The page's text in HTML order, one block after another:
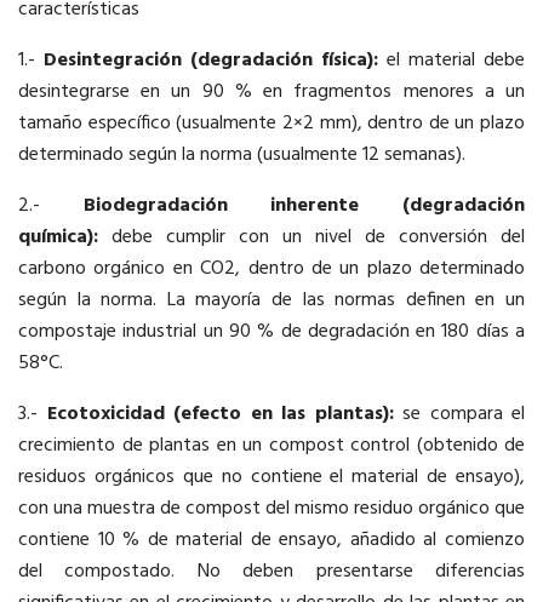
características
1.- Desintegración (degradación física): el material debe
desintegrarse en un 90 % en fragmentos menores a un
tamaño específico (usualmente 2×2 mm), dentro de un plazo
determinado según la norma (usualmente 12 semanas).
2.- Biodegradación inherente (degradación
química): debe cumplir con un nivel de conversión del
carbono orgánico en CO2, dentro de un plazo determinado
según la norma. La mayoría de las normas definen en un
compostaje industrial un 90 % de degradación en 180 días a
58°C.
3.- Ecotoxicidad (efecto en las plantas):se compara el
crecimiento de plantas en un compost control (obtenido de
residuos orgánicos que no contiene el material de ensayo),
con una muestra de compost del mismo residuo orgánico que
contiene 10 % de material de ensayo, añadido al comienzo
del compostado. No deben presentarse diferencias